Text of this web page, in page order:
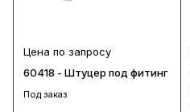
Цена по запросу
60418 - Штуцер под фитинг
Под заказ